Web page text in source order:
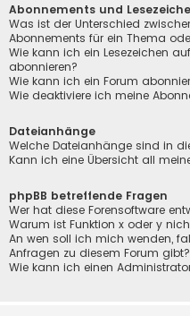
Abonnements und
Was ist der Unterschied
Abonnements für ein Thema
Wie kann ich ein Lesezeichen
abonnieren?
Wie kann ich ein Forum
Wie deaktiviere ich meine
Dateianhänge
Welche Dateianhänge sind in
Kann ich eine Übersicht all
phpBB betreffende Fragen
Wer hat diese Forensoftware
Warum ist Funktion x oder y
An wen soll ich mich wenden,
Anfragen zu diesem Forum gibt?
Wie kann ich einen